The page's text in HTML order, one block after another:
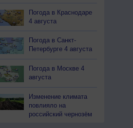
Погода в Краснодаре
4 августа
Погода в Санкт-
Петербурге 4 августа
Погода в Москве 4
августа
Изменение климата
повлияло на
российский чернозём